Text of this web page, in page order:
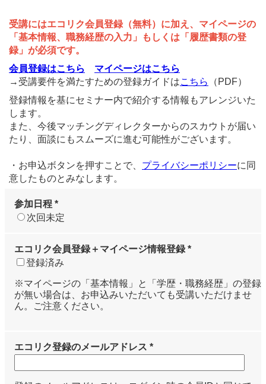
受講にはエコリク会員登録（無料）に加え、マイページの
「基本情報、職務経歴の入力」もしくは「履歴書類の登
録」が必須です。
会員登録はこちら
マイページはこちら
→受講要件を満たすための登録ガイドはこちら
（PDF）
登録情報を基にセミナー内で紹介する情報もアレンジいた
します。
また、今後マッチングディレクターからのスカウトが届い
たり、面談にもスムーズに進む可能性がございます。
・お申込ボタンを押すことで、 プライバシーポリシーに同
意したものとみなします。
参加日程 *
次回未定
エコリク会員登録＋マイページ情報登録 *
登録済み
※マイページの「基本情報」と「学歴・職務経歴」の登録
が無い場合は、お申込みいただいても受講いただけませ
ん。ご注意ください。
エコリク登録のメールアドレス *